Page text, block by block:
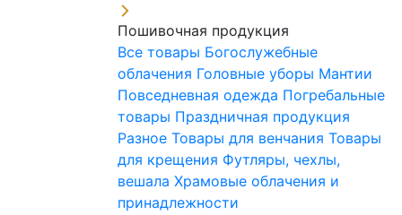
Пошивочная продукция
Все товары Богослужебные
облачения Головные уборы Мантии
Повседневная одежда Погребальные
товары Праздничная продукция
Разное Товары для венчания Товары
для крещения Футляры, чехлы,
вешала Храмовые облачения и
принадлежности